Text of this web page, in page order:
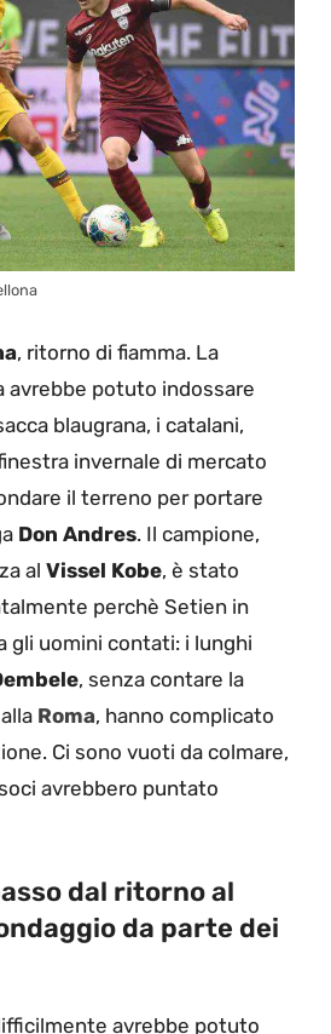
, ritorno di fiamma. La
avrebbe potuto indossare
blaugrana, i catalani,
invernale di mercato
il terreno per portare
Don Andres. Il campione,
al Vissel Kobe, è stato
perchè Setien in
gli uomini contati: i lunghi
, senza contare la
alla Roma, hanno complicato
Ci sono vuoti da colmare,
avrebbero puntato
dal ritorno al
da parte dei
avrebbe potuto